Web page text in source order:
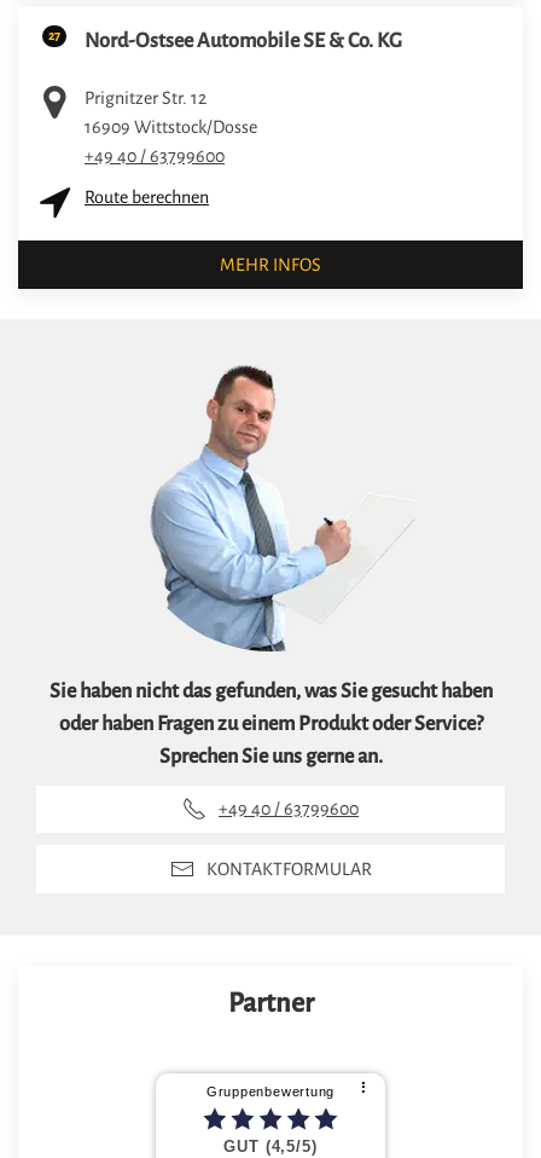
27 Nord-Ostsee Automobile SE & Co. KG
Prignitzer Str. 12
16909 Wittstock/Dosse
+49 40 / 63799600
Route berechnen
MEHR INFOS
Sie haben nicht das gefunden, was Sie gesucht haben
oder haben Fragen zu einem Produkt oder Service?
Sprechen Sie uns gerne an.
+49 40 / 63799600
KONTAKTFORMULAR
Partner